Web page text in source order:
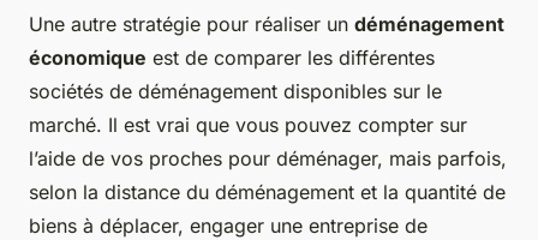
Une autre stratégie pour réaliser un déménagement
économique est de comparer les différentes
sociétés de déménagement disponibles sur le
marché. Il est vrai que vous pouvez compter sur
l’aide de vos proches pour déménager, mais parfois,
selon la distance du déménagement et la quantité de
biens à déplacer, engager une entreprise de